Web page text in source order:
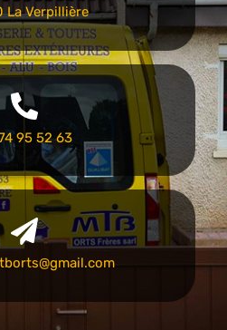
La Verpillière
95 52 63